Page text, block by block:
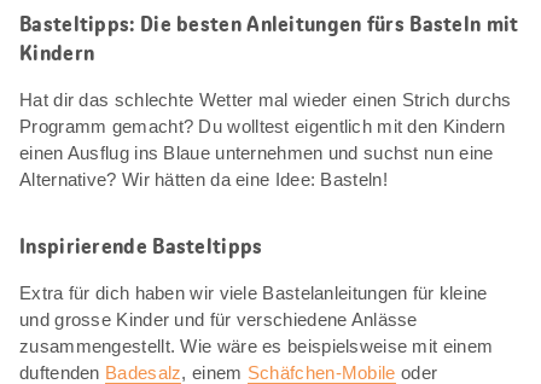
Basteltipps: Die besten Anleitungen fürs Basteln mit
Kindern
Hat dir das schlechte Wetter mal wieder einen Strich durchs
Programm gemacht? Du wolltest eigentlich mit den Kindern
einen Ausflug ins Blaue unternehmen und suchst nun eine
Alternative? Wir hätten da eine Idee: Basteln!
Inspirierende Basteltipps
Extra für dich haben wir viele Bastelanleitungen für kleine
und grosse Kinder und für verschiedene Anlässe
zusammengestellt. Wie wäre es beispielsweise mit einem
duftenden Badesalz, einem Schäfchen-Mobile oder